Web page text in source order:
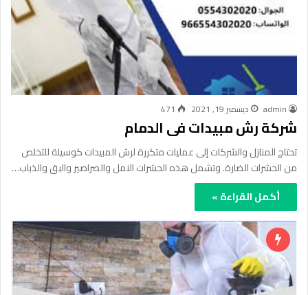
admin ديسمبر 19, 2021 471
شركة رش مبيدات فى الدمام
تحتاج المنازل والشركات إلى عمليات متكررة لرش المبيدات كوسيلة للتخلص
من الحشرات الضارة. وتشمل هذه الحشرات النمل والصراصير والبق والذباب…
أكمل القراءة »